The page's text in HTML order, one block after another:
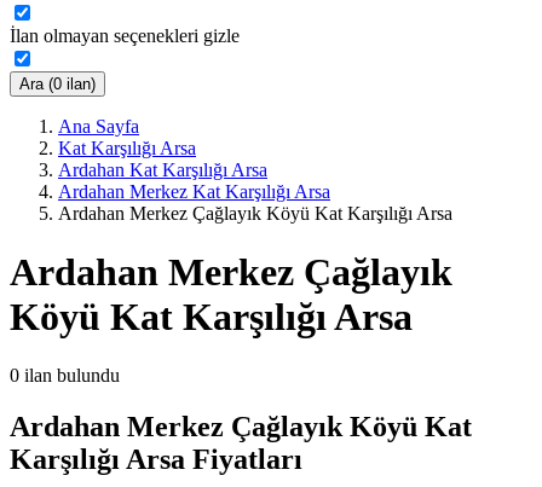
İlan olmayan seçenekleri gizle
Ara (0 ilan)
Ana Sayfa
Kat Karşılığı Arsa
Ardahan Kat Karşılığı Arsa
Ardahan Merkez Kat Karşılığı Arsa
Ardahan Merkez Çağlayık Köyü Kat Karşılığı Arsa
Ardahan Merkez Çağlayık
Köyü Kat Karşılığı Arsa
0 ilan bulundu
Ardahan Merkez Çağlayık Köyü Kat
Karşılığı Arsa Fiyatları